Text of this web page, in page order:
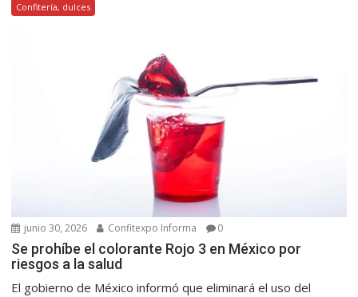
Confitería, dulces
junio 30, 2026 Confitexpo Informa 0
Se prohíbe el colorante Rojo 3 en México por
riesgos a la salud
El gobierno de México informó que eliminará el uso del